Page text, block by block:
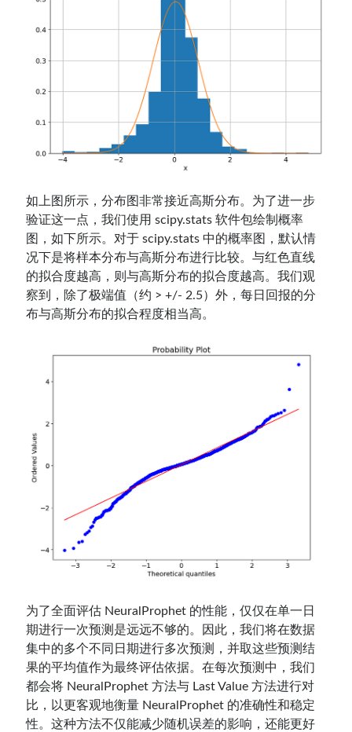
如上图所示，分布图非常接近高斯分布。为了进一步
验证这一点，我们使用 scipy.stats 软件包绘制概率
图，如下所示。对于 scipy.stats 中的概率图，默认情
况下是将样本分布与高斯分布进行比较。与红色直线
的拟合度越高，则与高斯分布的拟合度越高。我们观
察到，除了极端值（约 > +/- 2.5）外，每日回报的分
布与高斯分布的拟合程度相当高。
为了全面评估 NeuralProphet 的性能，仅仅在单一日
期进行一次预测是远远不够的。因此，我们将在数据
集中的多个不同日期进行多次预测，并取这些预测结
果的平均值作为最终评估依据。在每次预测中，我们
都会将 NeuralProphet 方法与 Last Value 方法进行对
比，以更客观地衡量 NeuralProphet 的准确性和稳定
性。这种方法不仅能减少随机误差的影响，还能更好